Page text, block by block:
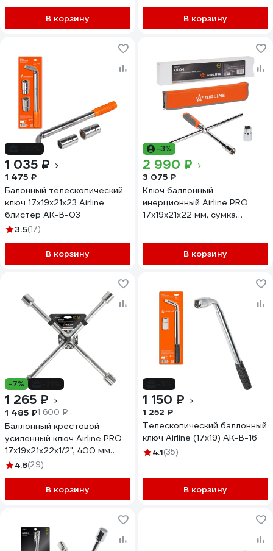
В корзину В корзину
1 035 ₽
1 475 ₽
Балонный телескопический
ключ 17х19х21х23 Airline
блистер AK-B-03
3.5(17)
В корзину
-3%
2 990 ₽
3 075 ₽
Ключ баллонный
инерционный Airline PRO
17x19x21x22 мм, сумка
В корзину
-7%
1 265 ₽
1 485 ₽1 600 ₽
Баллонный крестовой
усиленный ключ Airline PRO
17x19x21x22x1/2", 400 мм
ATAB004
4.8(29)
В корзину
1 150 ₽
1 252 ₽
Телескопический баллонный
ключ Airline (17x19) AK-B-16
4.1(35)
В корзину